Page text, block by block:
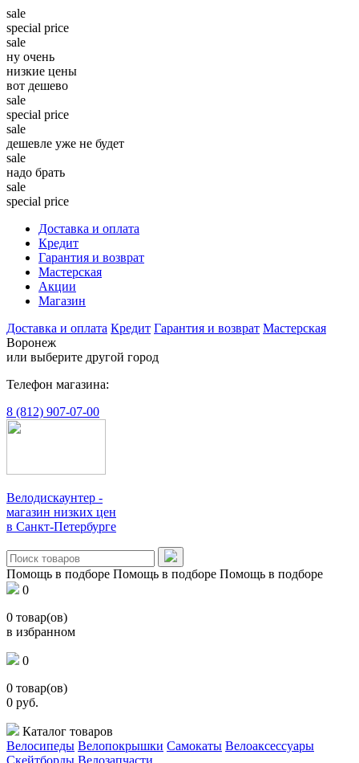
sale
special price
sale
ну очень
низкие цены
вот дешево
sale
special price
sale
дешевле уже не будет
sale
надо брать
sale
special price
Доставка и оплата
Кредит
Гарантия и возврат
Мастерская
Акции
Магазин
Доставка и оплата Кредит Гарантия и возврат Мастерская
Воронеж
или выберите другой город
Телефон магазина:
8 (812) 907-07-00
Велодискаунтер -
магазин низких цен
в Санкт-Петербурге
Помощь в подборе Помощь в подборе Помощь в подборе
0
0 товар(ов)
в избранном
0
0 товар(ов)
0 руб.
Каталог товаров
Велосипеды Велопокрышки Самокаты Велоаксессуары
Скейтборды Велозапчасти